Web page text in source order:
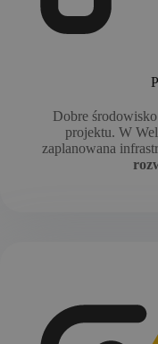
Dobre
projektu. W
zaplanowana